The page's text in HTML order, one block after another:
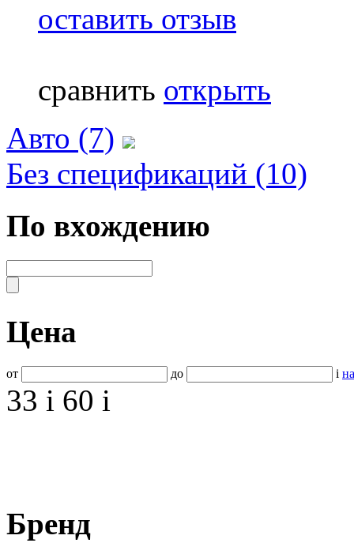
оставить отзыв
сравнить открыть
Авто (7)
Без спецификаций (10)
По вхождению
Цена
от до i
33 i 60 i
Бренд